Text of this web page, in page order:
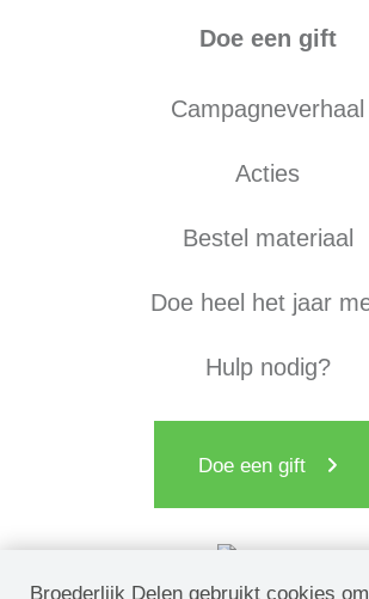
Doe een gift
Campagneverhaal
Acties
Bestel materiaal
Doe heel het jaar
Hulp nodig?
Doe een gift
Broederlijk Delen gebruikt cookies